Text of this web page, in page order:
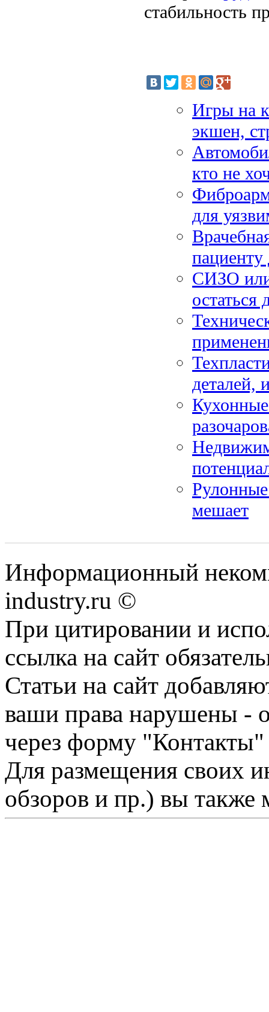
стабильность
Игры на
экшен,
кто не
для
пациенту
СИЗО или
остаться
деталей,
мешает
Информационный
industry.ru ©
При цитировании и
ссылка на сайт
Статьи на сайт
ваши права нарушены -
через форму "Контакты"
Для размещения своих
обзоров и пр.) вы также